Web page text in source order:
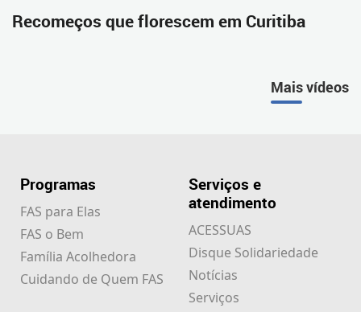
Recomeços que florescem em Curitiba
Mais vídeos
Programas
FAS para Elas
FAS o Bem
Família Acolhedora
Cuidando de Quem FAS
Serviços e
atendimento
ACESSUAS
Disque Solidariedade
Notícias
Serviços